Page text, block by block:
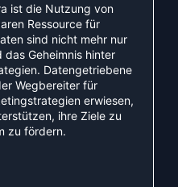
ist die Nutzung von
Ressource für
sind nicht mehr nur
das Geheimnis hinter
Datengetriebene
Wegbereiter für
erwiesen,
ihre Ziele zu
zu fördern.